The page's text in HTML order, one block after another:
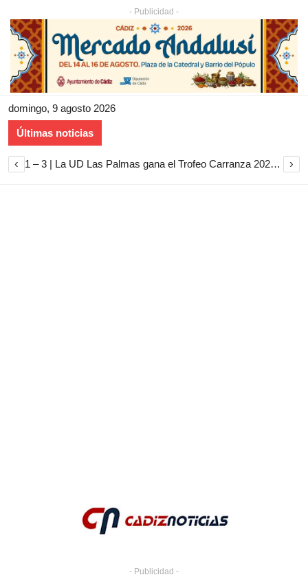
- Publicidad -
domingo, 9 agosto 2026
Últimas noticias
‹ 1 – 3 | La UD Las Palmas gana el Trofeo Carranza 2026 tras imponerse al Cádiz CF ›
- Publicidad -